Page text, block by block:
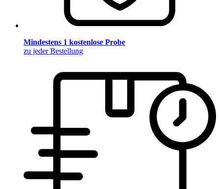
Mindestens 1 kostenlose Probe
zu jeder Bestellung